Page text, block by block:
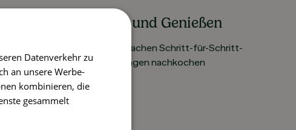
Kochen und Genießen
Rezepte mit einfachen Schritt-für-Schritt-
Anleitungen nachkochen
Datenverkehr zu
an unsere Werbe-
kombinieren, die
gesammelt